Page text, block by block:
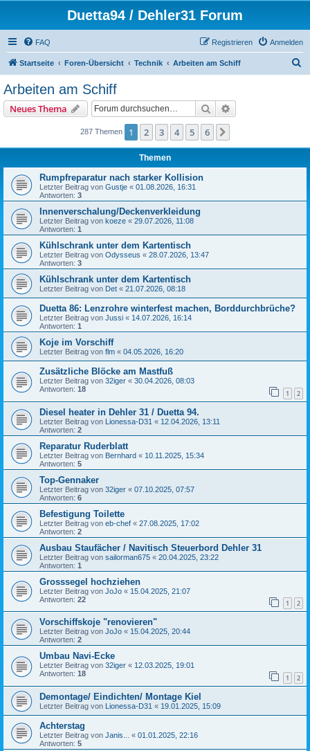
Duetta94 / Dehler31 Forum
FAQ Anmelden
Registrieren
Startseite Foren-Übersicht Technik Arbeiten am Schiff
Arbeiten am Schiff
Neues Thema Suche
287 Themen 1 2 3 4 5 6
Themen
Rumpfreparatur nach starker Kollision
Letzter Beitrag von Gustje « 01.08.2026, 16:31
Antworten: 3
Innenverschalung/Deckenverkleidung
Letzter Beitrag von koeze « 29.07.2026, 11:08
Antworten: 1
Kühlschrank unter dem Kartentisch
Letzter Beitrag von Odysseus « 28.07.2026, 13:47
Antworten: 3
Kühlschrank unter dem Kartentisch
Letzter Beitrag von Det « 21.07.2026, 08:18
Duetta 86: Lenzrohre winterfest machen, Borddurchbrüche?
Letzter Beitrag von Jussi « 14.07.2026, 16:14
Antworten: 1
Koje im Vorschiff
Letzter Beitrag von flm « 04.05.2026, 16:20
Zusätzliche Blöcke am Mastfuß
Letzter Beitrag von 32iger « 30.04.2026, 08:03
Antworten: 18 1 2
Diesel heater in Dehler 31 / Duetta 94.
Letzter Beitrag von Lionessa-D31 « 12.04.2026, 13:11
Antworten: 2
Reparatur Ruderblatt
Letzter Beitrag von Bernhard « 10.11.2025, 15:34
Antworten: 5
Top-Gennaker
Letzter Beitrag von 32iger « 07.10.2025, 07:57
Antworten: 6
Befestigung Toilette
Letzter Beitrag von eb-chef « 27.08.2025, 17:02
Antworten: 2
Ausbau Staufächer / Navitisch Steuerbord Dehler 31
Letzter Beitrag von sailorman675 « 20.04.2025, 23:22
Antworten: 1
Grosssegel hochziehen
Letzter Beitrag von JoJo « 15.04.2025, 21:07
Antworten: 22 1 2
Vorschiffskoje "renovieren"
Letzter Beitrag von JoJo « 15.04.2025, 20:44
Antworten: 2
Umbau Navi-Ecke
Letzter Beitrag von 32iger « 12.03.2025, 19:01
Antworten: 18 1 2
Demontage/ Eindichten/ Montage Kiel
Letzter Beitrag von Lionessa-D31 « 19.01.2025, 15:09
Achterstag
Letzter Beitrag von Janis... « 01.01.2025, 22:16
Antworten: 5